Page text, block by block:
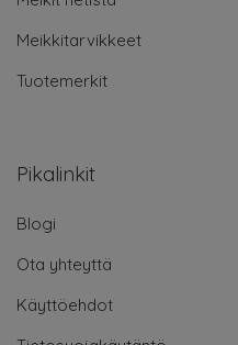
Meikkitarvikkeet
Tuotemerkit
Pikalinkit
Blogi
Ota yhteyttä
Käyttöehdot